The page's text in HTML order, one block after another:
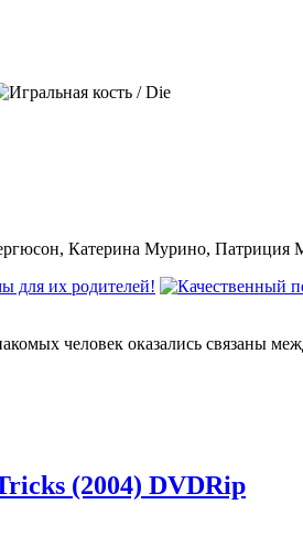
Катерина Мурино, Патриция
человек оказались связаны
(2004) DVDRip